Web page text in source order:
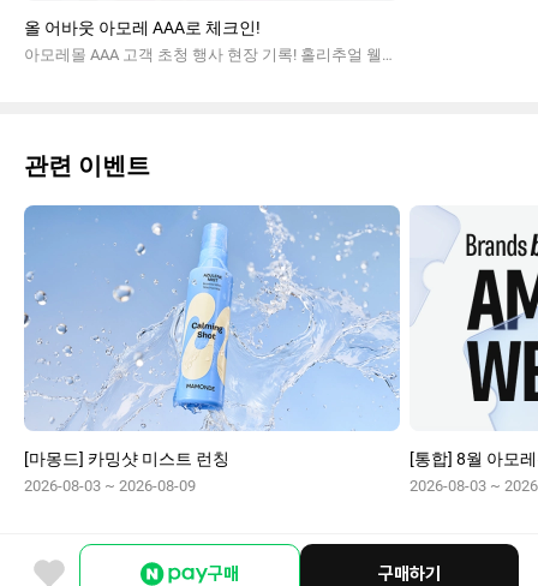
구매 구매하기
올 어바웃 아모레 AAA로 체크인!
아모레몰 AAA 고객 초청 행사 현장 기록! 홀리추얼 웰컴키트와 풍성한 브랜드별 선물, 5층 중정에서 즐긴 프라이빗 티파티까지! 선물 같은 뷰티 호텔 체크인 후기를 확인하세요.
관련 이벤트
[마몽드] 카밍샷 미스트 런칭
2026-08-03 ~ 2026-08-09
[통합] 8월 아모
2026-08-03 ~